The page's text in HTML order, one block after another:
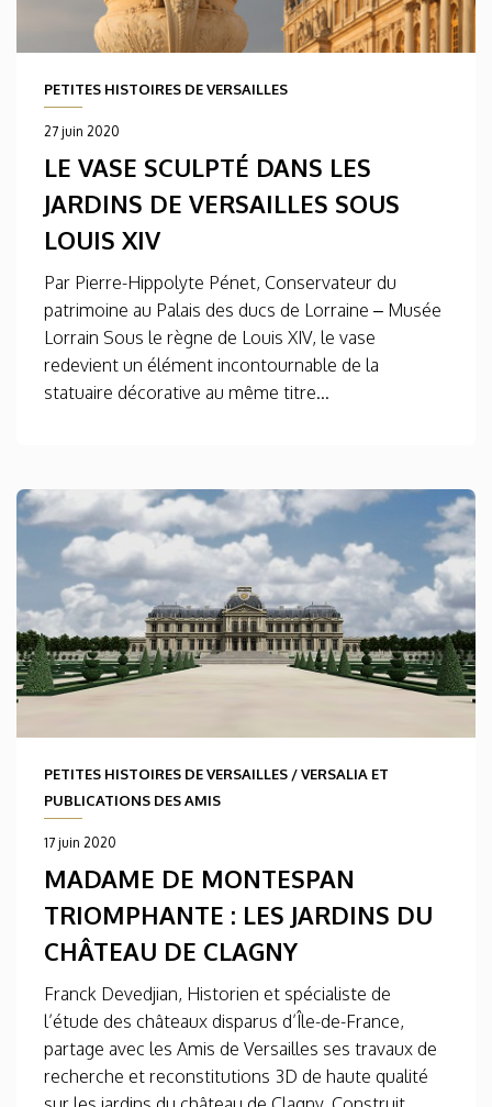
PETITES HISTOIRES DE VERSAILLES
27 juin 2020
LE VASE SCULPTÉ DANS LES
JARDINS DE VERSAILLES SOUS
LOUIS XIV
Par Pierre-Hippolyte Pénet, Conservateur du
patrimoine au Palais des ducs de Lorraine – Musée
Lorrain Sous le règne de Louis XIV, le vase
redevient un élément incontournable de la
statuaire décorative au même titre...
PETITES HISTOIRES DE VERSAILLES /VERSALIA ET
PUBLICATIONS DES AMIS
17 juin 2020
MADAME DE MONTESPAN
TRIOMPHANTE : LES JARDINS DU
CHÂTEAU DE CLAGNY
Franck Devedjian, Historien et spécialiste de
l’étude des châteaux disparus d’Île-de-France,
partage avec les Amis de Versailles ses travaux de
recherche et reconstitutions 3D de haute qualité